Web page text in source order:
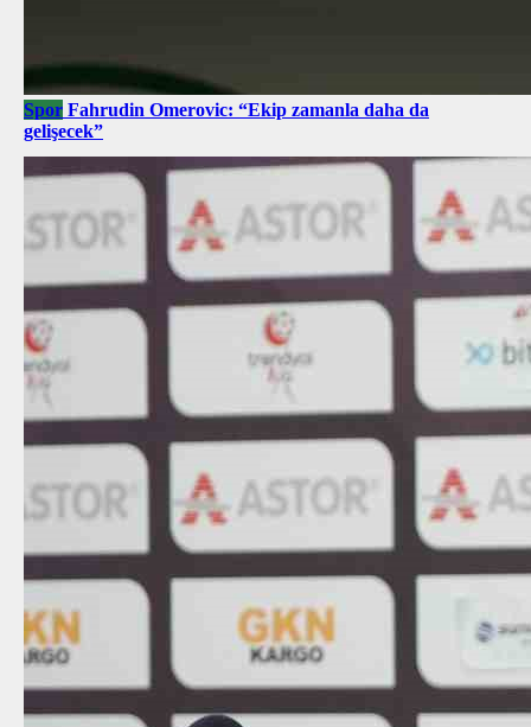
Spor Fahrudin Omerovic: “Ekip zamanla daha da
gelişecek”